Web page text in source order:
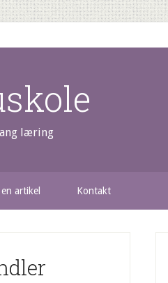
læring
artikel Kontakt